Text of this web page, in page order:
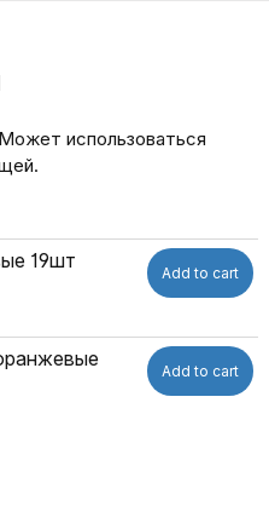
использоваться
19шт
Add to cart
Add to cart